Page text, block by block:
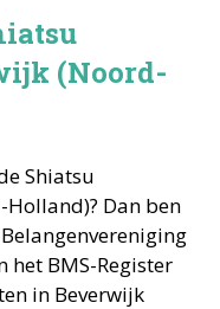
(Noord-
Shiatsu
Holland)? Dan ben
het BMS-Register
in Beverwijk